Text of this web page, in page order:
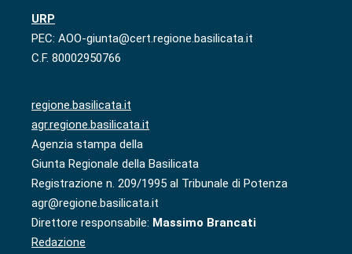
URP
PEC: AOO-giunta@cert.regione.basilicata.it
C.F. 80002950766
regione.basilicata.it
agr.regione.basilicata.it
Agenzia stampa della
Giunta Regionale della Basilicata
Registrazione n. 209/1995 al Tribunale di Potenza
agr@regione.basilicata.it
Direttore responsabile: Massimo Brancati
Redazione